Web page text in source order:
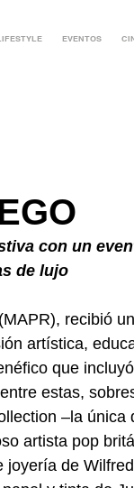
EVENTOS
con un
de lujo
recibió
artística,
que
estas,
–la
artista pop
de